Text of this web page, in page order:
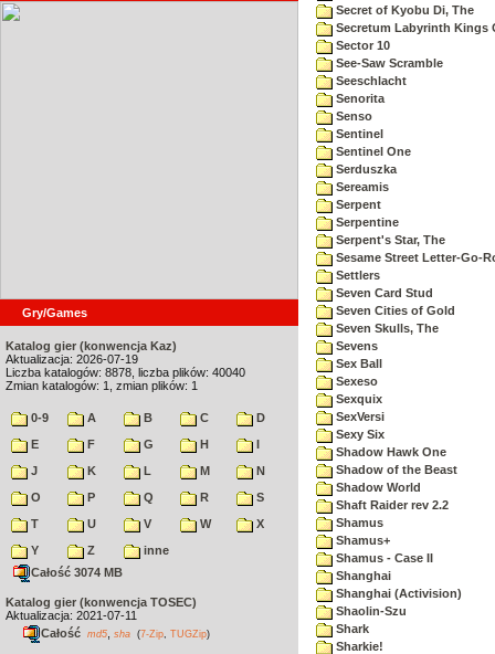
Gry/Games
Katalog gier (konwencja Kaz)
Aktualizacja: 2026-07-19
Liczba katalogów: 8878, liczba plików: 40040
Zmian katalogów: 1, zmian plików: 1
0-9 A B C
D
E
F G H
I
J
K L M
N
O
P Q R
S
T
U V W
X
Y
Z
inne
Całość 3074 MB
Katalog gier (konwencja TOSEC)
Aktualizacja: 2021-07-11
Całość md5 sha (7-Zip TUGZip)
Secret of Kyobu Di, The
Secretum Labyrinth Kings
Sector 10
See-Saw Scramble
Seeschlacht
Senorita
Senso
Sentinel
Sentinel One
Serduszka
Sereamis
Serpent
Serpentine
Serpent's Star, The
Sesame Street Letter-Go-
Settlers
Seven Card Stud
Seven Cities of Gold
Seven Skulls, The
Sevens
Sex Ball
Sexeso
Sexquix
SexVersi
Sexy Six
Shadow Hawk One
Shadow of the Beast
Shadow World
Shaft Raider rev 2.2
Shamus
Shamus+
Shamus - Case II
Shanghai
Shanghai (Activision)
Shaolin-Szu
Shark
Sharkie!